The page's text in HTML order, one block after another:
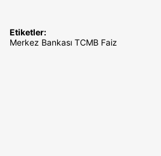
Etiketler:
Merkez Bankası TCMB Faiz